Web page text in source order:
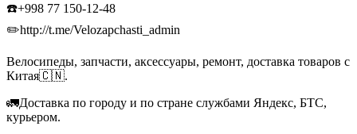
☎️+998 77 150-12-48
✏️http://t.me/Velozapchasti_admin
Велосипеды, запчасти, аксессуары, ремонт, доставка товаров с
Китая🇨🇳.
🚛Доставка по городу и по стране службами Яндекс, БТС,
курьером.